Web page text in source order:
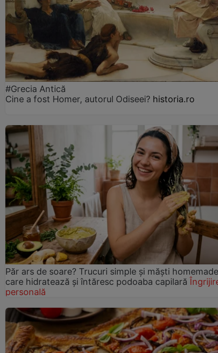
#Grecia Antică
Cine a fost Homer, autorul Odiseei? historia.ro
Păr ars de soare? Trucuri simple și măști homemade
care hidratează și întăresc podoaba capilară
personală